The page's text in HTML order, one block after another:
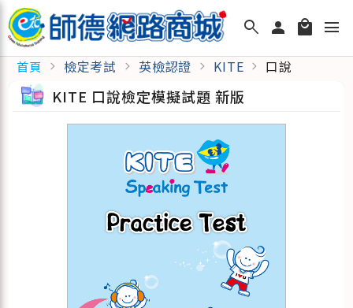
search person local_mall menu
首頁 chevron_right 檢定考試 chevron_right 英檢認證 chevron_right KITE chevron_right 口說
KITE 口說檢定模擬試題 新版